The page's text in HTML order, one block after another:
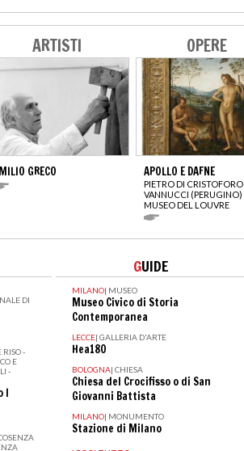
ARTISTI
GRECO
OPERE
APOLLO E DAFNE
PIETRO DI CRISTOFORO
VANNUCCI (PERUGINO)
MUSEO DEL LOUVRE
DI
RISO -
E
-
I
GUIDE
MILANO| MUSEO
Museo Civico di Storia
Contemporanea
LECCE| GALLERIA D'ARTE
Hea180
BOLOGNA| CHIESA
Chiesa del Crocifisso o di San
Giovanni Battista
MILANO| MONUMENTO
Stazione di Milano